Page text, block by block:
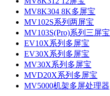
MV8K304 8K多屏宝
MV102S系列两屏宝
MV103S(Pro)系列三屏宝
EV10X系列多屏宝
EV30X系列多屏宝
MV30X系列多屏宝
MVD20X系列多屏宝
MV5000机架多屏处理器